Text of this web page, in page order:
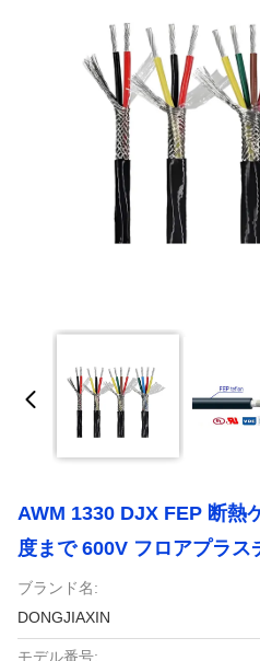
AWM 1330 DJX FEP 断熱
度まで 600V フロアプラス
ブランド名:
DONGJIAXIN
モデル番号: